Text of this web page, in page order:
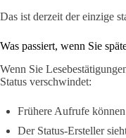
Das ist derzeit der einzige
Was passiert, wenn Sie
Wenn Sie
Status verschwindet:
Frühere Aufrufe
Der Status-Ersteller